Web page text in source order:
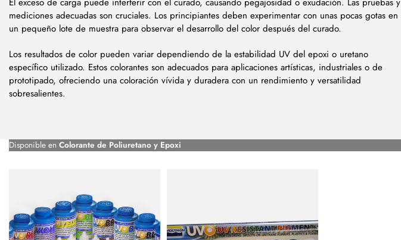
mediciones adecuadas son cruciales. Los principiantes deben experimentar con unas pocas gotas en
un pequeño lote de muestra para observar el desarrollo del color después del curado.
Los resultados de color pueden variar dependiendo de la estabilidad UV del epoxi o uretano
específico utilizado. Estos colorantes son adecuados para aplicaciones artísticas, industriales o de
prototipado, ofreciendo una coloración vívida y duradera con un rendimiento y versatilidad
sobresalientes.
Disponible en Colorante de Poliuretano y Epoxi